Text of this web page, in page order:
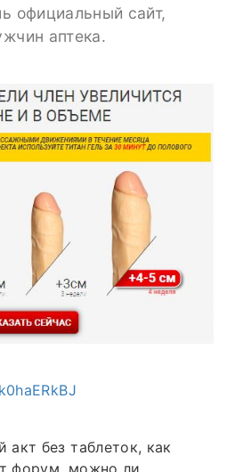
официальный сайт,
аптека.
акт без таблеток, как
форум, можно ли